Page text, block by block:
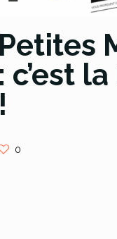
Petites
: c’est
!
0